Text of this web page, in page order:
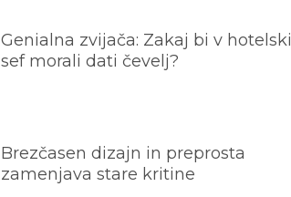
Genialna zvijača: Zakaj bi v hotelski
sef morali dati čevelj?
Brezčasen dizajn in preprosta
zamenjava stare kritine